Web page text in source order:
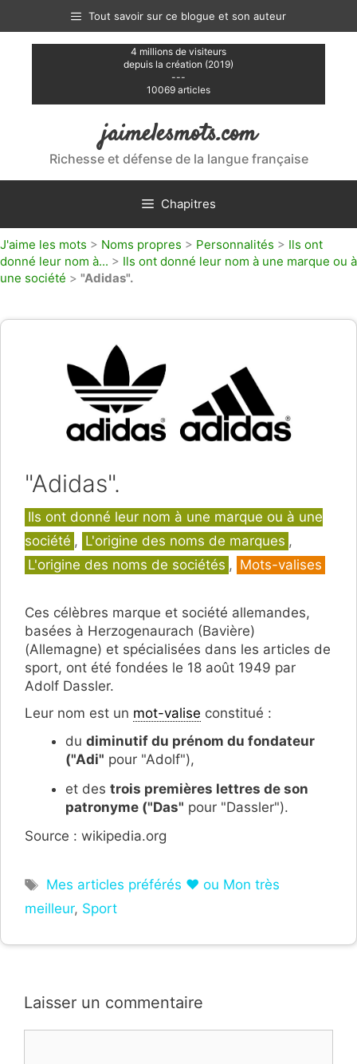
contenu
Tout savoir sur ce blogue et son auteur
4 millions de visiteurs
depuis la création (2019)
---
10069 articles
jaimelesmots.com
Richesse et défense de la langue française
Chapitres
J'aime les mots > Noms propres > Personnalités > Ils ont
donné leur nom à... > Ils ont donné leur nom à une marque ou à
une société > "Adidas".
"Adidas".
Catégories
Ils ont donné leur nom à une marque ou à une
société , L'origine des noms de marques ,
L'origine des noms de sociétés , Mots-valises
Ces célèbres marque et société allemandes,
basées à Herzogenaurach (Bavière)
(Allemagne) et spécialisées dans les articles de
sport, ont été fondées le 18 août 1949 par
Adolf Dassler.
Leur nom est un mot-valise constitué :
du diminutif du prénom du fondateur
("Adi" pour "Adolf"),
et des trois premières lettres de son
patronyme ("Das" pour "Dassler").
Source : wikipedia.org
Étiquettes
Mes articles préférés ❤ ou Mon très
meilleur, Sport
Laisser un commentaire